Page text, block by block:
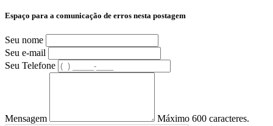
Espaço para a comunicação de erros nesta postagem
Seu nome
Seu e-mail
Seu Telefone
Mensagem Máximo 600 caracteres.